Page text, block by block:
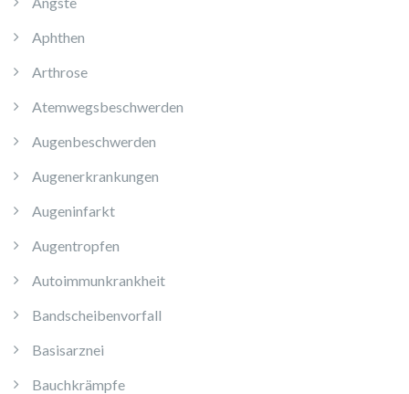
Aphthen
Arthrose
Atemwegsbeschwerden
Augenbeschwerden
Augenerkrankungen
Augeninfarkt
Augentropfen
Autoimmunkrankheit
Bandscheibenvorfall
Basisarznei
Bauchkrämpfe